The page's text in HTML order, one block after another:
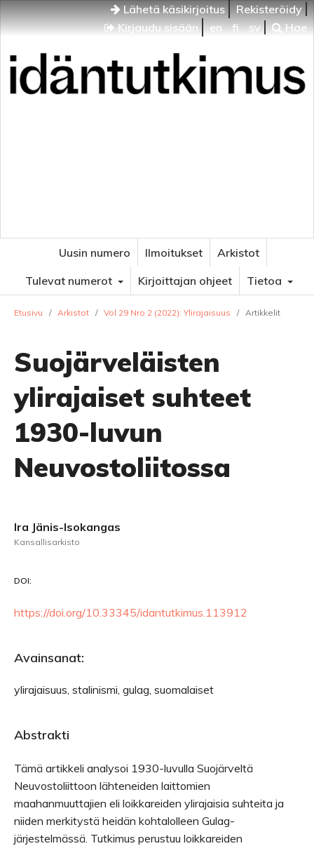
Lähetä käsikirjoitus
Rekisteröidy
Kirjaudu sisään
en fi sv Hae
Uusin numero Ilmoitukset
Arkistot
Tulevat numerot
Kirjoittajan ohjeet Tietoa
Etusivu / Arkistot / Vol 29 Nro 2 (2022): Ylirajaisuus / Artikkelit
Suojärveläisten
ylirajaiset suhteet
1930-luvun
Neuvostoliitossa
Ira Jänis-Isokangas
Kansallisarkisto
DOI:
https://doi.org/10.33345/idantutkimus.113912
Avainsanat:
ylirajaisuus, stalinismi, gulag, suomalaiset
Abstrakti
Tämä artikkeli analysoi 1930-luvulla Suojärveltä
Neuvostoliittoon lähteneiden laittomien
maahanmuuttajien eli loikkareiden ylirajaisia suhteita ja
niiden merkitystä heidän kohtalolleen Gulag-
järjestelmässä. Tutkimus perustuu loikkareiden